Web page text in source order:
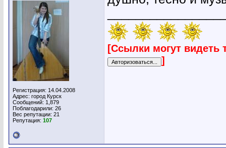
Регистрация: 14.04.2008
Адрес: город Курск
Сообщений: 1,879
Поблагодарили: 26
Вес репутации: 21
Репутация: 107
[Ссылки могут видеть
]